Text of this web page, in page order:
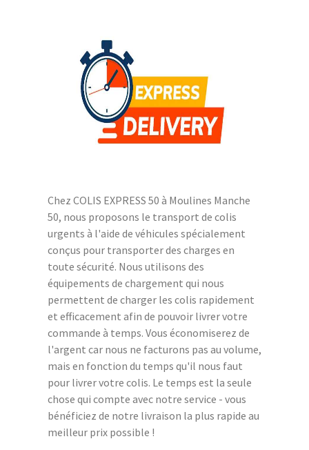
Chez COLIS EXPRESS 50 à Moulines Manche
50, nous proposons le transport de colis
urgents à l'aide de véhicules spécialement
conçus pour transporter des charges en
toute sécurité. Nous utilisons des
équipements de chargement qui nous
permettent de charger les colis rapidement
et efficacement afin de pouvoir livrer votre
commande à temps. Vous économiserez de
l'argent car nous ne facturons pas au volume,
mais en fonction du temps qu'il nous faut
pour livrer votre colis. Le temps est la seule
chose qui compte avec notre service - vous
bénéficiez de notre livraison la plus rapide au
meilleur prix possible !